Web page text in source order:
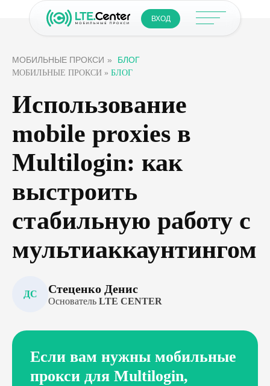
ВХОД
МОБИЛЬНЫЕ ПРОКСИ » БЛОГ
МОБИЛЬНЫЕ ПРОКСИ » БЛОГ
Использование
mobile proxies в
Multilogin: как
выстроить
стабильную работу с
мультиаккаунтингом
ДС Стеценко Денис
Основатель LTE CENTER
Если вам нужны мобильные
прокси для Multilogin,